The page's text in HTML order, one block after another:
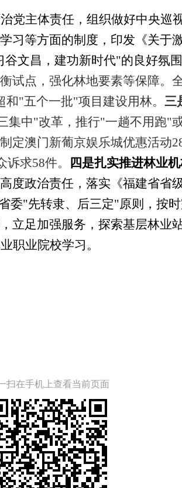
党主体责任，组织做好中央巡
习等方面的制度，印发《关于
文昌，建功新时代"的良好氛围
试点，强化林地要素等保障。
"五个一批"项目建设用林。 三
中"改革，推行"一趟不用跑"
定澳门新葡京娱乐城优惠活动
诉求58件。 四是扎实推进林业
度政治责任，落实《福建省省
"先转隶、后三定"原则，按
足加强服务，探索基层林业
职业院校学习。
扫在手机上查看当前页面